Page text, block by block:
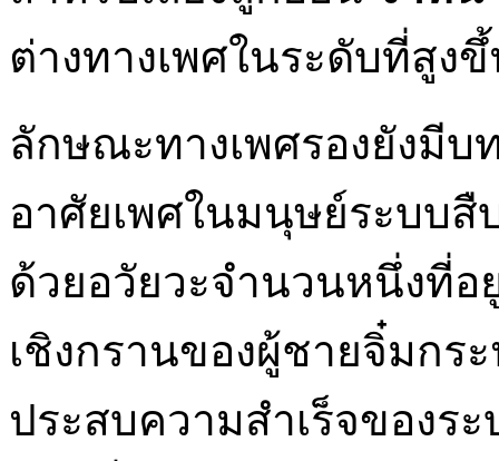
ต่างทางเพศในระดับที่สูง
ลักษณะทางเพศรองยังมี
อาศัยเพศในมนุษย์ระบบ
ด้วยอวัยวะจำนวนหนึ่งที่
เชิงกรานของผู้ชายจิ๋มกร
ประสบความสำเร็จของร